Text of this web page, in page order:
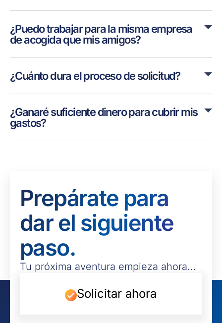
¿Puedo trabajar para la misma empresa
de acogida que mis amigos?
¿Cuánto dura el proceso de solicitud?
¿Ganaré suficiente dinero para cubrir mis
gastos?
Prepárate para
dar el siguiente
paso.
Tu próxima aventura empieza ahora...
Solicitar ahora